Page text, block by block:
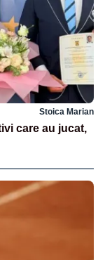
Stoica Marian
care au jucat,